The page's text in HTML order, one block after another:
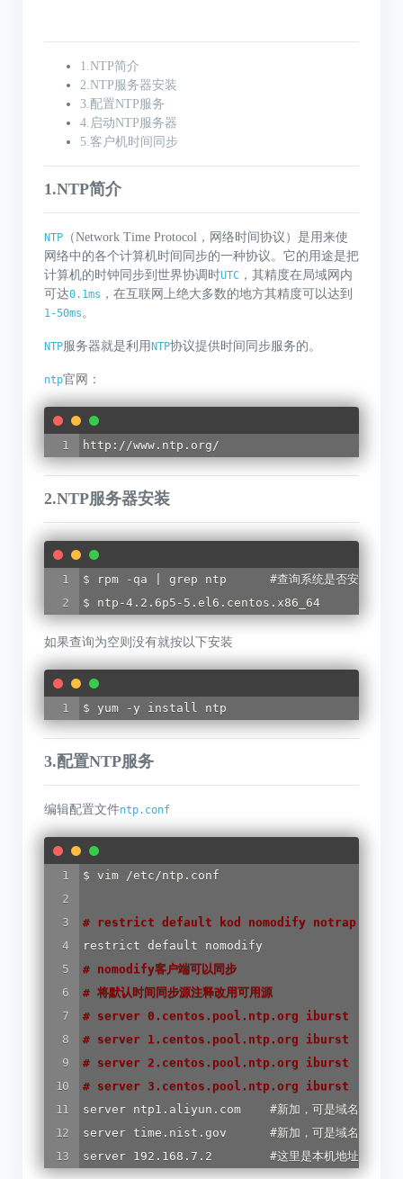
1.NTP简介
2.NTP服务器安装
3.配置NTP服务
4.启动NTP服务器
5.客户机时间同步
1.NTP简介
NTP （Network Time Protocol，网络时间协议）是用来使
网络中的各个计算机时间同步的一种协议。它的用途是把
计算机的时钟同步到世界协调时UTC ，其精度在局域网内
可达0.1ms ，在互联网上绝大多数的地方其精度可以达到
1-50ms 。
NTP服务器就是利用NTP协议提供时间同步服务的。
ntp官网：
http://www.ntp.org/
2.NTP服务器安装
$ rpm -qa | grep ntp      #查询系统是否安装ntp
$ ntp-4.2.6p5-5.el6.centos.x86_64
如果查询为空则没有就按以下安装
$ yum -y install ntp
3.配置NTP服务
编辑配置文件ntp.conf
$ vim /etc/ntp.conf
# restrict default kod nomodify notrap
# nomodify客户端可以同步
# 将默认时间同步源注释改用可用源
# server 0.centos.pool.ntp.org iburst
# server 1.centos.pool.ntp.org iburst
# server 2.centos.pool.ntp.org iburst
# server 3.centos.pool.ntp.org iburst
server ntp1.aliyun.com    #新加，可是域名 可是ip
server time.nist.gov      #新加，可是域名 可是ip
server 192.168.7.2        #这里是本机地址